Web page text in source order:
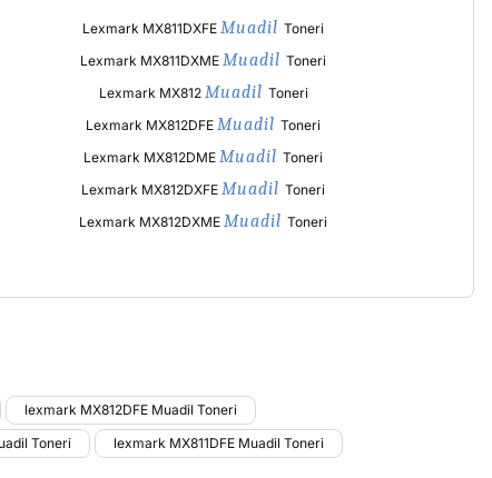
Lexmark MX811DXFE Muadil Toneri
Lexmark MX811DXME Muadil Toneri
Lexmark MX812 Muadil Toneri
Lexmark MX812DFE Muadil Toneri
Lexmark MX812DME Muadil Toneri
Lexmark MX812DXFE Muadil Toneri
Lexmark MX812DXME Muadil Toneri
lexmark MX812DFE Muadil Toneri
Toneri lexmark MX811DFE Muadil Toneri